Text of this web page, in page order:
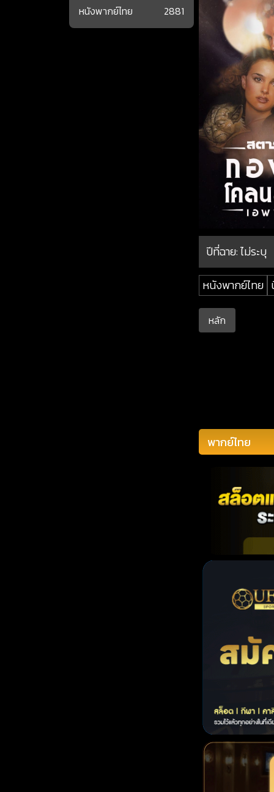
ปีที่ฉาย:ไม่ระบุ
หนังพากย์ไทย
หลัก
หนังพากย์ไทย
2881